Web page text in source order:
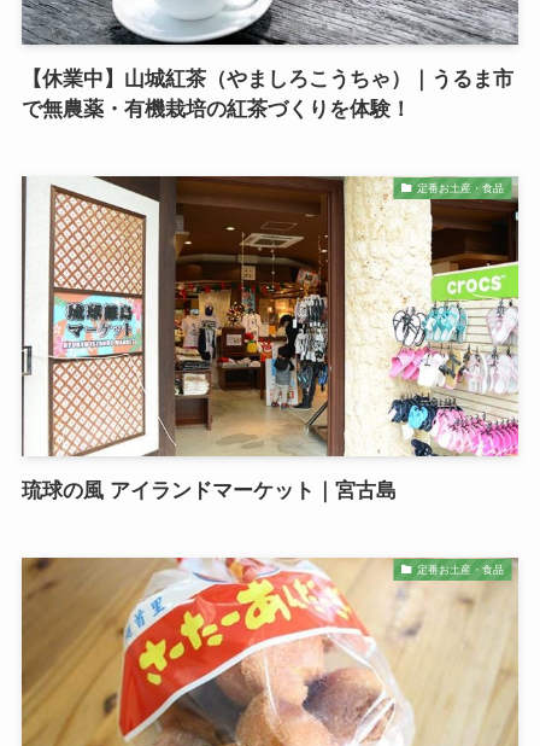
【休業中】山城紅茶（やましろこうちゃ）｜うるま市
で無農薬・有機栽培の紅茶づくりを体験！
定番お土産・食品
琉球の風 アイランドマーケット｜宮古島
定番お土産・食品